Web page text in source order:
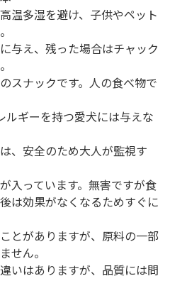
温多湿を避け、子供やペット
与え、残った場合はチャック
スナックです。人の食べ物で
ルギーを持つ愛犬には与えな
、安全のため大人が監視す
入っています。無害ですが食
は効果がなくなるためすぐに
とがありますが、原料の一部
せん。
いはありますが、品質には問